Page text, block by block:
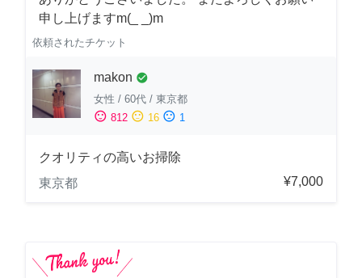
申し上げますm(_ _)m
依頼されたチケット
makon check_circle
女性 / 60代 / 東京都
sentiment_satisfied 812 sentiment_neutral 16 sentiment_dissatisfied 1
クオリティの高いお掃除
東京都
¥7,000